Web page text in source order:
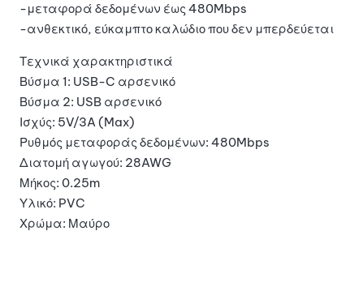
-μεταφορά δεδομένων έως 480Mbps
-ανθεκτικό, εύκαμπτο καλώδιο που δεν μπερδεύεται
Τεχνικά χαρακτηριστικά
Βύσμα 1: USB-C αρσενικό
Βύσμα 2: USB αρσενικό
Ισχύς: 5V/3A (Max)
Ρυθμός μεταφοράς δεδομένων: 480Mbps
Διατομή αγωγού: 28AWG
Μήκος: 0.25m
Υλικό: PVC
Χρώμα: Μαύρο